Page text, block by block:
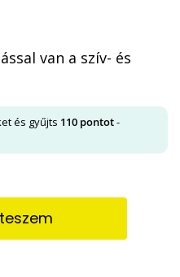
van a szív- és
és gyűjts 110 pontot-